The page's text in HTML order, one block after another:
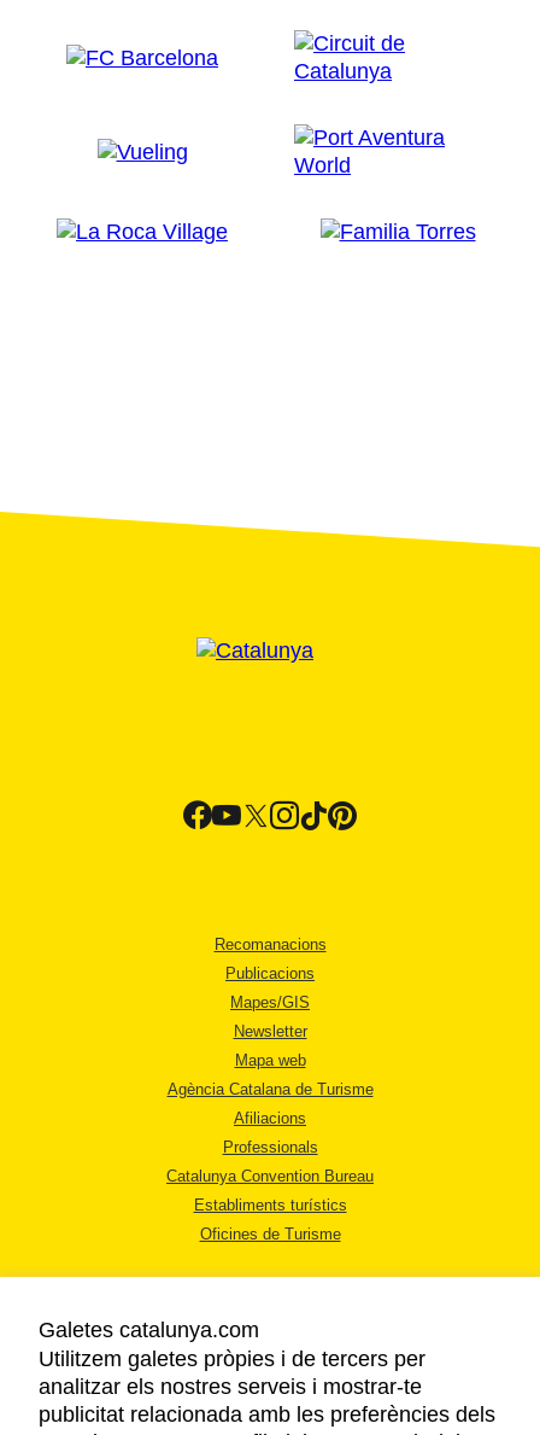
Recomanacions
Publicacions
Mapes/GIS
Newsletter
Mapa web
Agència Catalana de Turisme
Afiliacions
Professionals
Catalunya Convention Bureau
Establiments turístics
Oficines de Turisme
AVÍS LEGAL
Galetes catalunya.com
Utilitzem galetes pròpies i de tercers per
analitzar els nostres serveis i mostrar-te
publicitat relacionada amb les preferències dels